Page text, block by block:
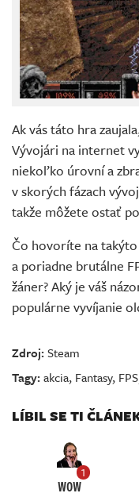
Ak vás táto hra
Vývojári na internet
niekoľko úrovní a
v skorých fázach
takže môžete ostať
Čo hovoríte na
a poriadne brutálne
žáner? Aký je váš
populárne vyvíjanie
Zdroj:Steam
Tagy:akcia, Fantasy, FPS
LÍBIL SE TI
1
WOW